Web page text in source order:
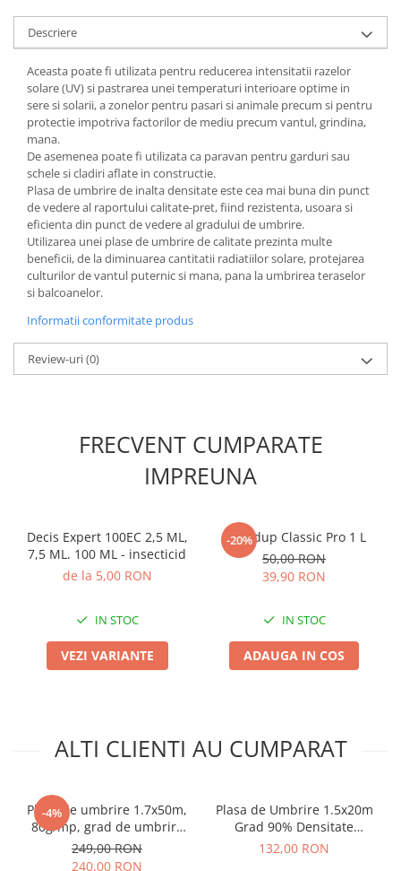
Ingrasaminte plante - CUTIE / KG
Ingrasaminte plante - ECOLOGICE
Ingrasaminte plante - FLORI
Ingrasaminte plante - FLORI - GEL
Casa, Gradina
Accesorii agricole
Accesorii gard electric
Accesorii irigat
Araci/ Suporti plante
Candele / Rezerve / Lumanari
Carabine/ carlige
Diverse casa si gradina
Diverse depozitare
Echipament protectie gradina
Furtun / banda / tub
Motofierastrau / Drujba
Plantator
Plasa de umbrire
Pompa de apa curata/murdara
Pompa de stropit
Vinificatie
Produse Bricolaj
Acumulatori si Incarcatoare
Baros / Ciocan / Topor
Descriere
Aceasta poate fi utilizata pentru reducerea intensitatii razelor
solare (UV) si pastrarea unei temperaturi interioare optime in
sere si solarii, a zonelor pentru pasari si animale precum si pentru
protectie impotriva factorilor de mediu precum vantul, grindina,
mana.
De asemenea poate fi utilizata ca paravan pentru garduri sau
schele si cladiri aflate in constructie.
Plasa de umbrire de inalta densitate este cea mai buna din punct
de vedere al raportului calitate-pret, fiind rezistenta, usoara si
eficienta din punct de vedere al gradului de umbrire.
Utilizarea unei plase de umbrire de calitate prezinta multe
beneficii, de la diminuarea cantitatii radiatiilor solare, protejarea
culturilor de vantul puternic si mana, pana la umbrirea teraselor
si balcoanelor.
Informatii conformitate produs
Review-uri(0)
FRECVENT CUMPARATE
IMPREUNA
Decis Expert 100EC 2,5 ML,
7,5 ML. 100 ML - insecticid
de la 5,00 RON
IN STOC
VEZI VARIANTE
-20%
Roundup Classic Pro 1 L
50,00 RON
39,90 RON
IN STOC
ADAUGA IN COS
ALTI CLIENTI AU CUMPARAT
-4%
Plasa de umbrire 1.7x50m,
80g/mp, grad de umbrire
80%
249,00 RON
240,00 RON
Plasa de Umbrire 1.5x20m
Grad 90% Densitate
120g/mp - Protectie Solara
132,00 RON